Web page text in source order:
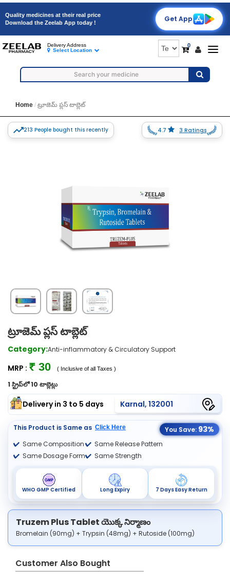
Quality medicines at their real price
Download the Zeelab App today !
Get App
0
Delivery Address
Select Location
Home ట్రూజెమ్ ప్లస్ టాబ్లెట్
213 People bought this recently 4.7 3 Ratings
ట్రూజెమ్ ప్లస్ టాబ్లెట్
Category:Anti-inflammatory & Circulatory Support
MRP : ₹ 30 ( Inclusive of all Taxes )
1 స్ట్రిప్‌లో 10 టాబ్లెట్లు
Delivery in 3 to 5 days Karnal, 132001
This Product is Same as Click Here You Save: 93%
Same Composition
Same Dosage Form
Same Release Pattern
Same Strength
WHO GMP Certified Long Expiry 7 Days Easy Return
Truzem Plus Tablet యొక్క నిర్మాణం
Bromelain (90mg) + Trypsin (48mg) + Rutoside (100mg)
Customer Also Bought